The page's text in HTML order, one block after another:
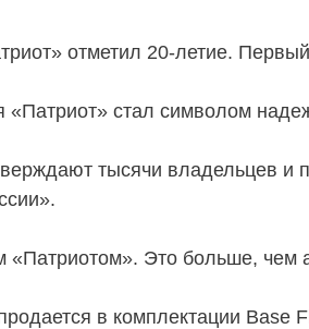
отметил 20-летие.
«Патриот» стал символом
тысячи владельцев
«Патриотом». Это больше, чем
в комплектации Base